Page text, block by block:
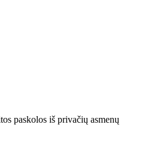
paskolos iš privačių asmenų